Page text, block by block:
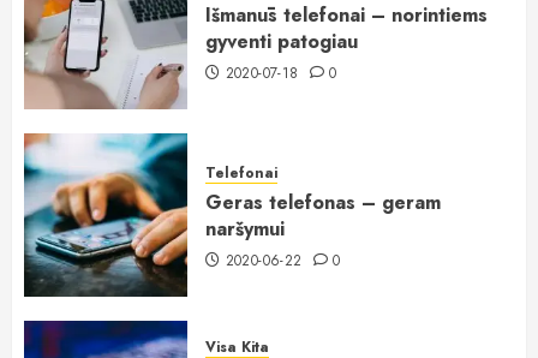
Išmanūs telefonai – norintiems
gyventi patogiau
2020-07-18 0
Telefonai
Geras telefonas – geram
naršymui
2020-06-22 0
Visa Kita